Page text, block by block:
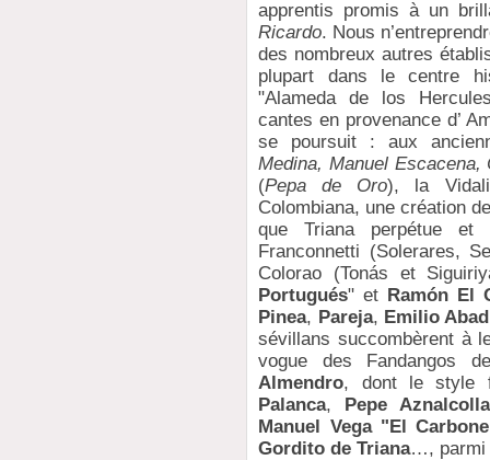
apprentis promis à un
Ricardo. Nous
des nombreux autres
plupart dans le centre
"Alameda de los
cantes en provenance d’
se poursuit : aux
Medina, Manuel Escacena,
(Pepa de Oro), la
Colombiana, une création
que Triana perpétue et
Franconnetti (Solerares,
Colorao (Tonás et
Portugués" et Ramón El
Pinea, Pareja, Emilio
sévillans succombèrent à
vogue des Fandangos
Almendro, dont le style
Palanca, Pepe
Manuel Vega "El
Gordito de Triana…, parmi